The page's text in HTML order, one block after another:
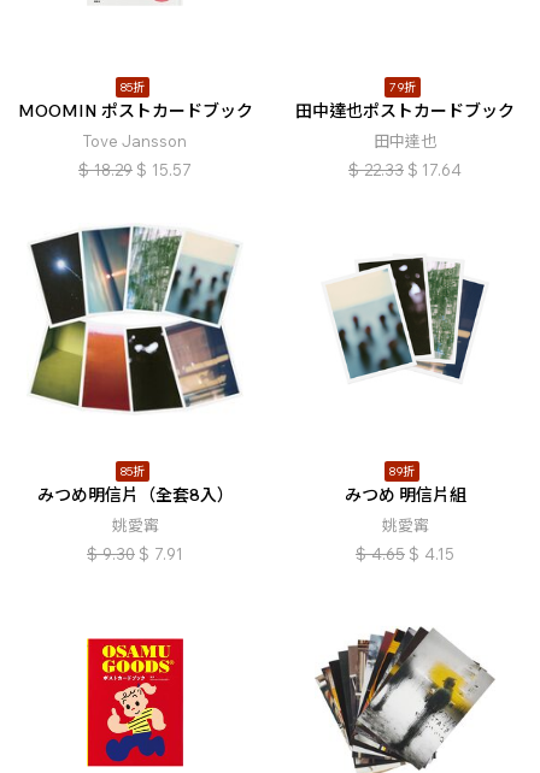
85折
MOOMIN ポストカードブック
Tove Jansson
$ 18.29 $ 15.57
79折
田中達也ポストカードブック
田中達也
$ 22.33 $ 17.64
85折
みつめ明信片（全套8入）
姚愛寗
$ 9.30 $ 7.91
89折
みつめ 明信片組
姚愛寗
$ 4.65 $ 4.15